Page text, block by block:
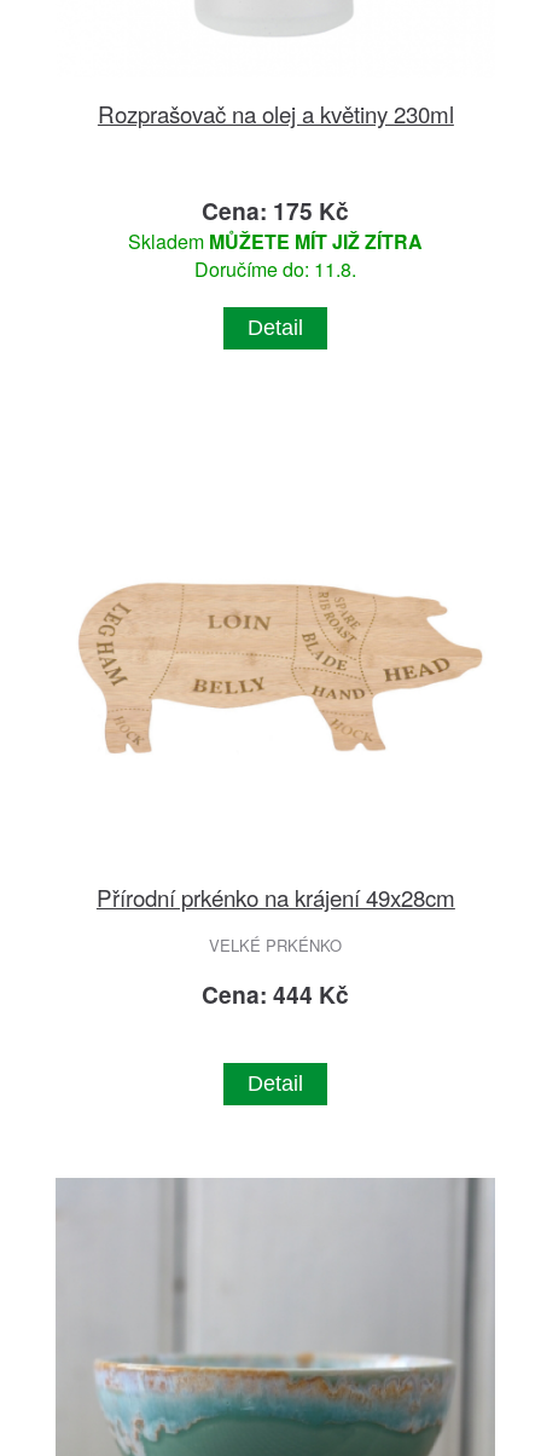
Rozprašovač na olej a květiny 230ml
Cena: 175 Kč
Skladem MŮŽETE MÍT JIŽ ZÍTRA
Doručíme do: 11.8.
Detail
Přírodní prkénko na krájení 49x28cm
VELKÉ PRKÉNKO
Cena: 444 Kč
Detail